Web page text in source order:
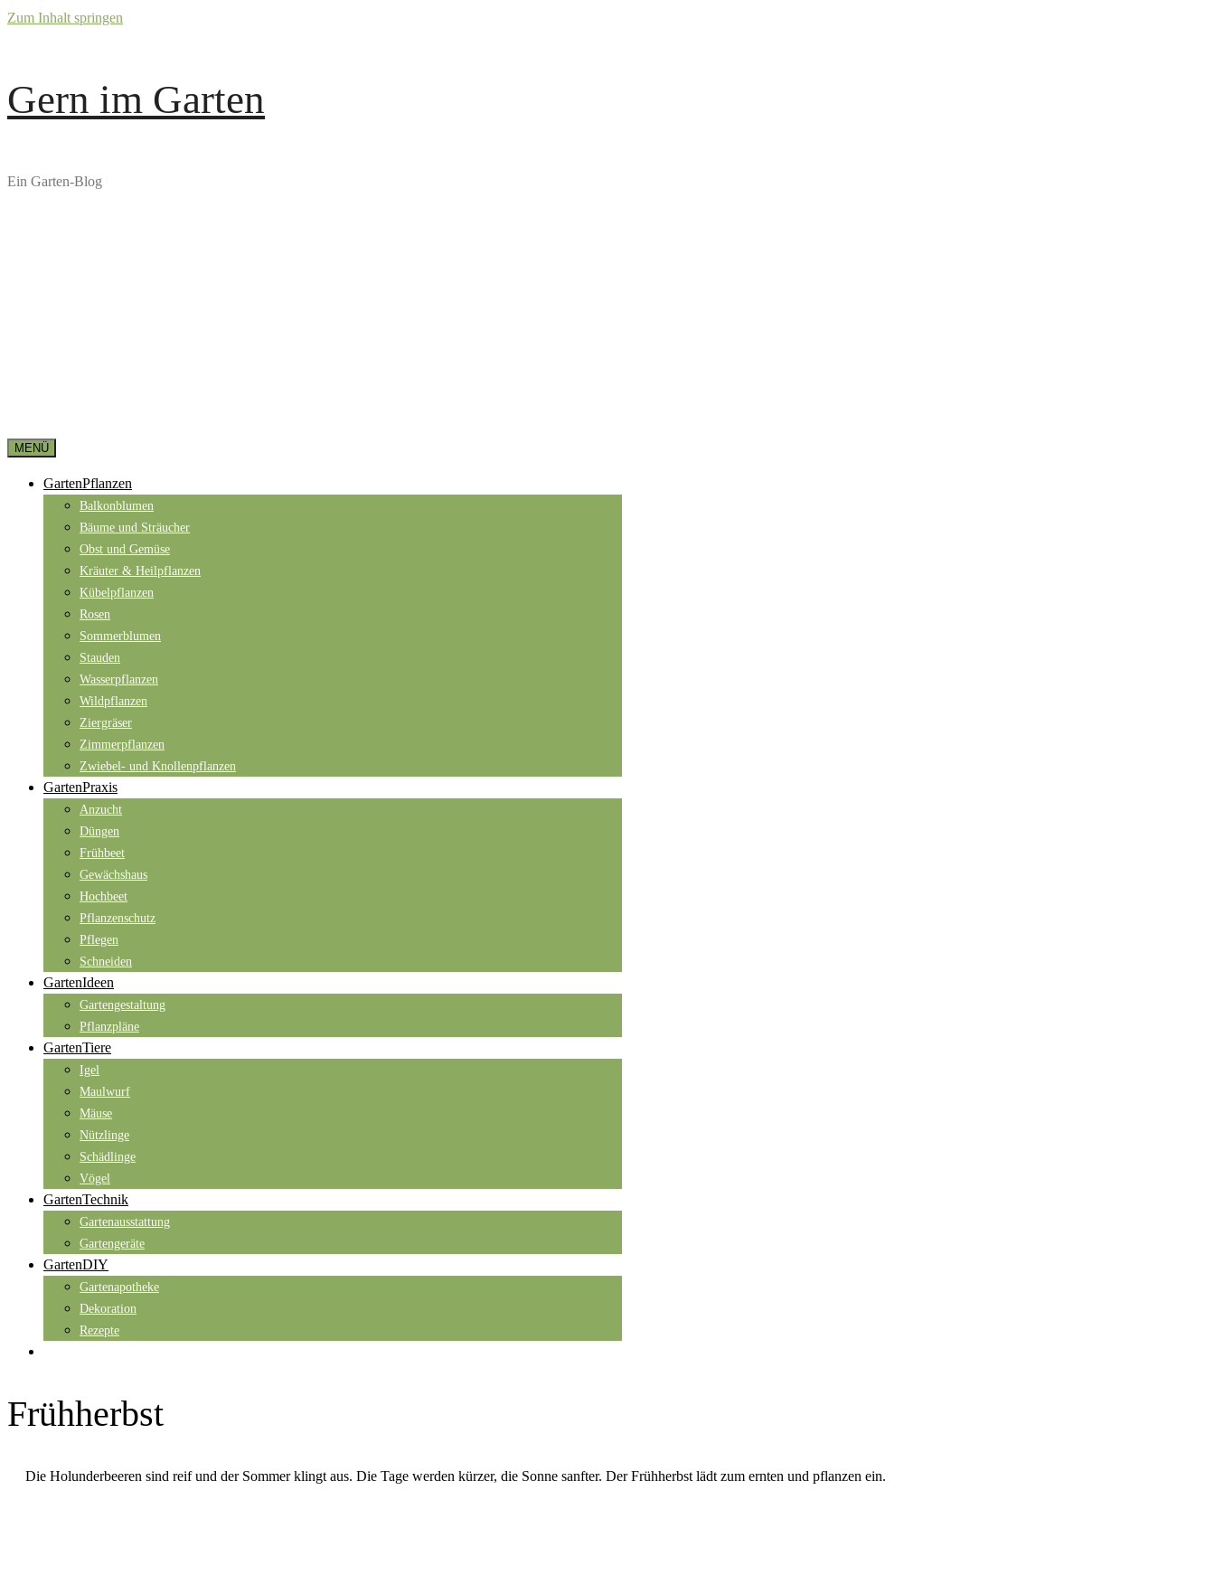
Zum Inhalt springen
Gern im Garten
Ein Garten-Blog
MENÜ
GartenPflanzen
Balkonblumen
Bäume und Sträucher
Obst und Gemüse
Kräuter & Heilpflanzen
Kübelpflanzen
Rosen
Sommerblumen
Stauden
Wasserpflanzen
Wildpflanzen
Ziergräser
Zimmerpflanzen
Zwiebel- und Knollenpflanzen
GartenPraxis
Anzucht
Düngen
Frühbeet
Gewächshaus
Hochbeet
Pflanzenschutz
Pflegen
Schneiden
GartenIdeen
Gartengestaltung
Pflanzpläne
GartenTiere
Igel
Maulwurf
Mäuse
Nützlinge
Schädlinge
Vögel
GartenTechnik
Gartenausstattung
Gartengeräte
GartenDIY
Gartenapotheke
Dekoration
Rezepte
Frühherbst
Die Holunderbeeren sind reif und der Sommer klingt aus. Die Tage werden kürzer, die Sonne sanfter. Der Frühherbst lädt zum ernten und pflanzen ein.